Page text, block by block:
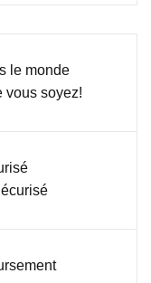
le monde
vous soyez!